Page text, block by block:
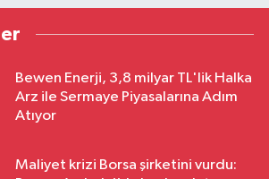
Bewen Enerji, 3,8 milyar TL'lik Halka
Arz ile Sermaye Piyasalarına Adım
Atıyor
Maliyet krizi Borsa şirketini vurdu: